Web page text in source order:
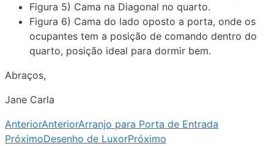
Figura 5) Cama na Diagonal no quarto.
Figura 6) Cama do lado oposto a porta, onde os
ocupantes tem a posição de comando dentro do
quarto, posição ideal para dormir bem.
Abraços,
Jane Carla
AnteriorAnteriorArranjo para Porta de Entrada
PróximoDesenho de LuxorPróximo